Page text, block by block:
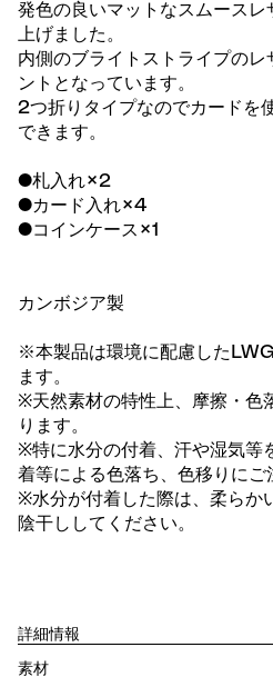
発色の良いマットなスムース
上げました。
内側のブライトストライプの
ントとなっています。
2つ折りタイプなのでカードを
できます。
●札入れ×2
●カード入れ×4
●コインケース×1
カンボジア製
※本製品は環境に配慮した
ます。
※天然素材の特性上、摩擦・色
ります。
※特に水分の付着、汗や湿気等
着等による色落ち、色移りにご
※水分が付着した際は、柔らか
陰干ししてください。
詳細情報
素材